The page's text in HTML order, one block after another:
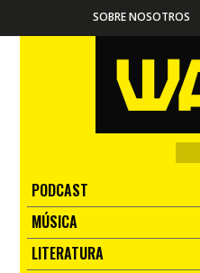
SOBRE NOSOTROS
PODCAST
MÚSICA
LITERATURA